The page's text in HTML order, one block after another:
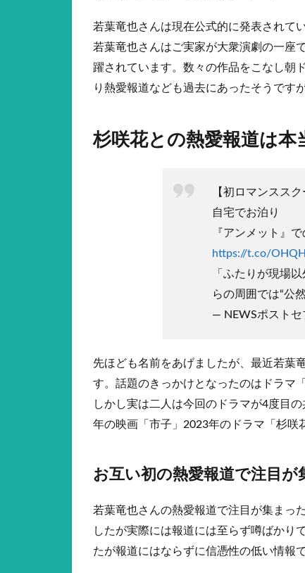
若葉竜也さんは現在公式的に発表されて
若葉竜也さんはご実家が大衆演劇の一座
躍されています。数々の作品をこなし朝
り熱愛報道なども過去にあったそうです
杉咲花との熱愛報道は本
【初ロマンススク
自宅でお泊り
『アンメット』
https://t.co/
「ふたりが現場
らの周囲では“公
— NEWSポストセ
先ほども名前をあげましたが、最近若葉
す。話題のきっかけとなったのはドラマ
しかし実は二人は今回のドラマが4度目
年の映画「市子」2023年のドラマ「杉咲
お互い初の熱愛報道で注目が
若葉竜也さんの熱愛報道で注目が集まっ
したが実際には報道には至らず噂ばかり
たが報道にはならずに信憑性の低い情報